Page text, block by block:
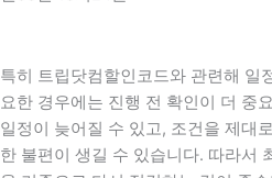
특히 트립닷컴할인코드와 관련해 일
요한 경우에는 진행 전 확인이 더 중
일정이 늦어질 수 있고, 조건을 제대
한 불편이 생길 수 있습니다. 따라서